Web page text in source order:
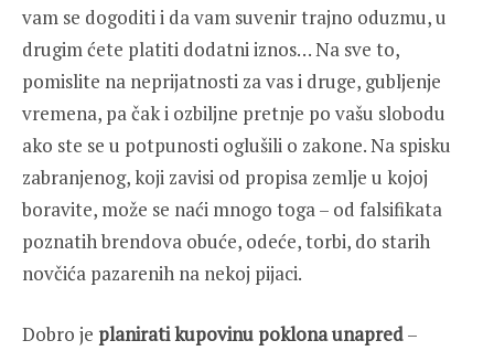
vam se dogoditi i da vam suvenir trajno oduzmu, u
drugim ćete platiti dodatni iznos… Na sve to,
pomislite na neprijatnosti za vas i druge, gubljenje
vremena, pa čak i ozbiljne pretnje po vašu slobodu
ako ste se u potpunosti oglušili o zakone. Na spisku
zabranjenog, koji zavisi od propisa zemlje u kojoj
boravite, može se naći mnogo toga – od falsifikata
poznatih brendova obuće, odeće, torbi, do starih
novčića pazarenih na nekoj pijaci.
Dobro je planirati kupovinu poklona unapred–